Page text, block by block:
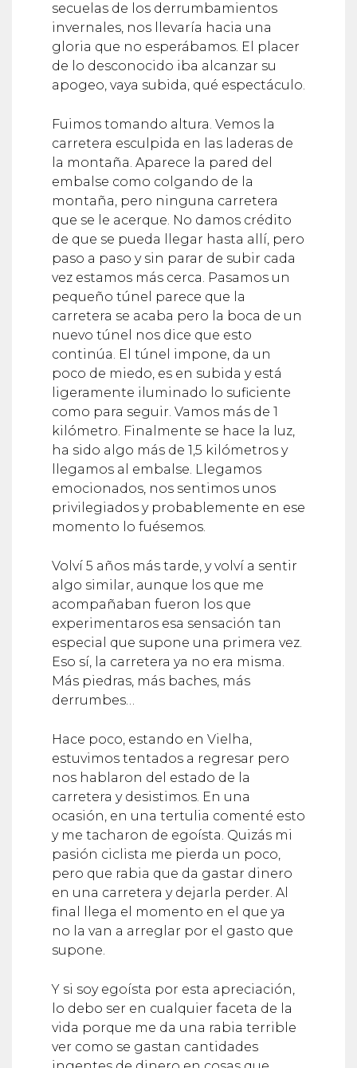
secuelas de los derrumbamientos
invernales, nos llevaría hacia una
gloria que no esperábamos. El placer
de lo desconocido iba alcanzar su
apogeo, vaya subida, qué espectáculo.
Fuimos tomando altura. Vemos la
carretera esculpida en las laderas de
la montaña. Aparece la pared del
embalse como colgando de la
montaña, pero ninguna carretera
que se le acerque. No damos crédito
de que se pueda llegar hasta allí, pero
paso a paso y sin parar de subir cada
vez estamos más cerca. Pasamos un
pequeño túnel parece que la
carretera se acaba pero la boca de un
nuevo túnel nos dice que esto
continúa. El túnel impone, da un
poco de miedo, es en subida y está
ligeramente iluminado lo suficiente
como para seguir. Vamos más de 1
kilómetro. Finalmente se hace la luz,
ha sido algo más de 1,5 kilómetros y
llegamos al embalse. Llegamos
emocionados, nos sentimos unos
privilegiados y probablemente en ese
momento lo fuésemos.
Volví 5 años más tarde, y volví a sentir
algo similar, aunque los que me
acompañaban fueron los que
experimentaros esa sensación tan
especial que supone una primera vez.
Eso sí, la carretera ya no era misma.
Más piedras, más baches, más
derrumbes…
Hace poco, estando en Vielha,
estuvimos tentados a regresar pero
nos hablaron del estado de la
carretera y desistimos. En una
ocasión, en una tertulia comenté esto
y me tacharon de egoísta. Quizás mi
pasión ciclista me pierda un poco,
pero que rabia que da gastar dinero
en una carretera y dejarla perder. Al
final llega el momento en el que ya
no la van a arreglar por el gasto que
supone.
Y si soy egoísta por esta apreciación,
lo debo ser en cualquier faceta de la
vida porque me da una rabia terrible
ver como se gastan cantidades